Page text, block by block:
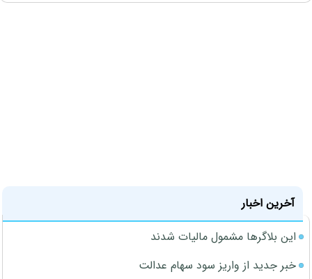
آخرین اخبار
این بلاگرها مشمول مالیات شدند
خبر جدید از واریز سود سهام عدالت